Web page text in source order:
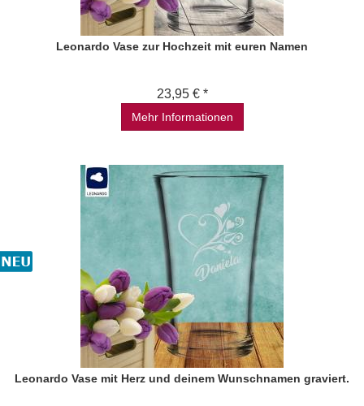
Leonardo Vase zur Hochzeit mit euren Namen
23,95 € *
Mehr Informationen
Leonardo Vase mit Herz und deinem Wunschnamen graviert.